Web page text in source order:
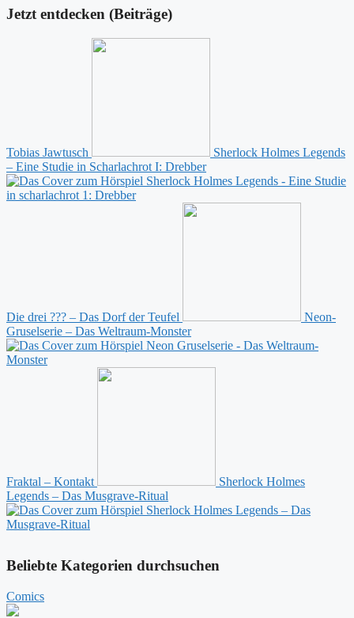
Jetzt entdecken (Beiträge)
Tobias Jawtusch
Sherlock Holmes Legends
– Eine Studie in Scharlachrot I: Drebber
Die drei ??? – Das Dorf der Teufel
Neon-
Gruselserie – Das Weltraum-Monster
Fraktal – Kontakt
Sherlock Holmes
Legends – Das Musgrave-Ritual
Beliebte Kategorien durchsuchen
Comics